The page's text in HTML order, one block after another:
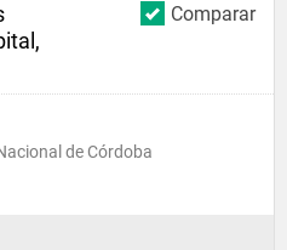
Comparar
de Córdoba